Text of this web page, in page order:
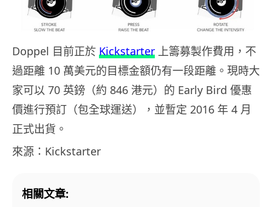
Doppel 目前正於 Kickstarter 上籌募製作費用，不
過距離 10 萬美元的目標金額仍有一段距離。現時大
家可以 70 英鎊（約 846 港元）的 Early Bird 優惠
價進行預訂（包全球運送），並暫定 2016 年 4 月
正式出貨。
來源：Kickstarter
相關文章: